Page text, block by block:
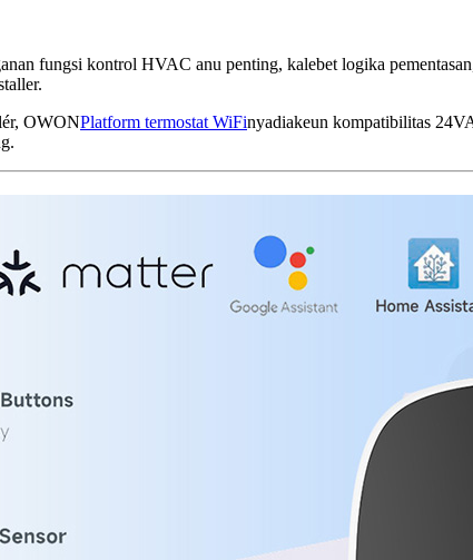
fungsi kontrol HVAC anu penting, kalebet logika
OWONPlatform termostat WiFinyadiakeun kompatibilitas